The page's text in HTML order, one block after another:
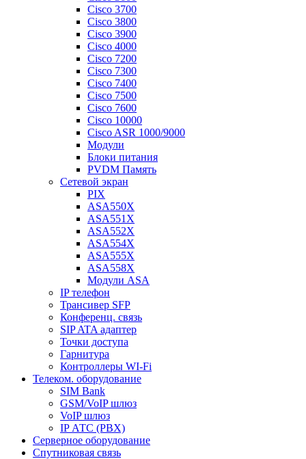
Cisco 3700
Cisco 3800
Cisco 3900
Cisco 4000
Cisco 7200
Cisco 7300
Cisco 7400
Cisco 7500
Cisco 7600
Cisco 10000
Cisco ASR 1000/9000
Модули
Блоки питания
PVDM Память
Сетевой экран
PIX
ASA550X
ASA551X
ASA552X
ASA554X
ASA555X
ASA558X
Модули ASA
IP телефон
Трансивер SFP
Конференц. связь
SIP ATA адаптер
Точки доступа
Гарнитура
Контроллеры WI-Fi
Телеком. оборудование
SIM Bank
GSM/VoIP шлюз
VoIP шлюз
IP АТС (PBX)
Серверное оборудование
Спутниковая связь